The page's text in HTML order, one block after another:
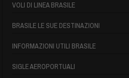
VOLI DI LINEA BRASILE
BRASILE LE SUE DESTINAZIONI
INFORMAZIONI UTILI BRASILE
SIGLE AEROPORTUALI